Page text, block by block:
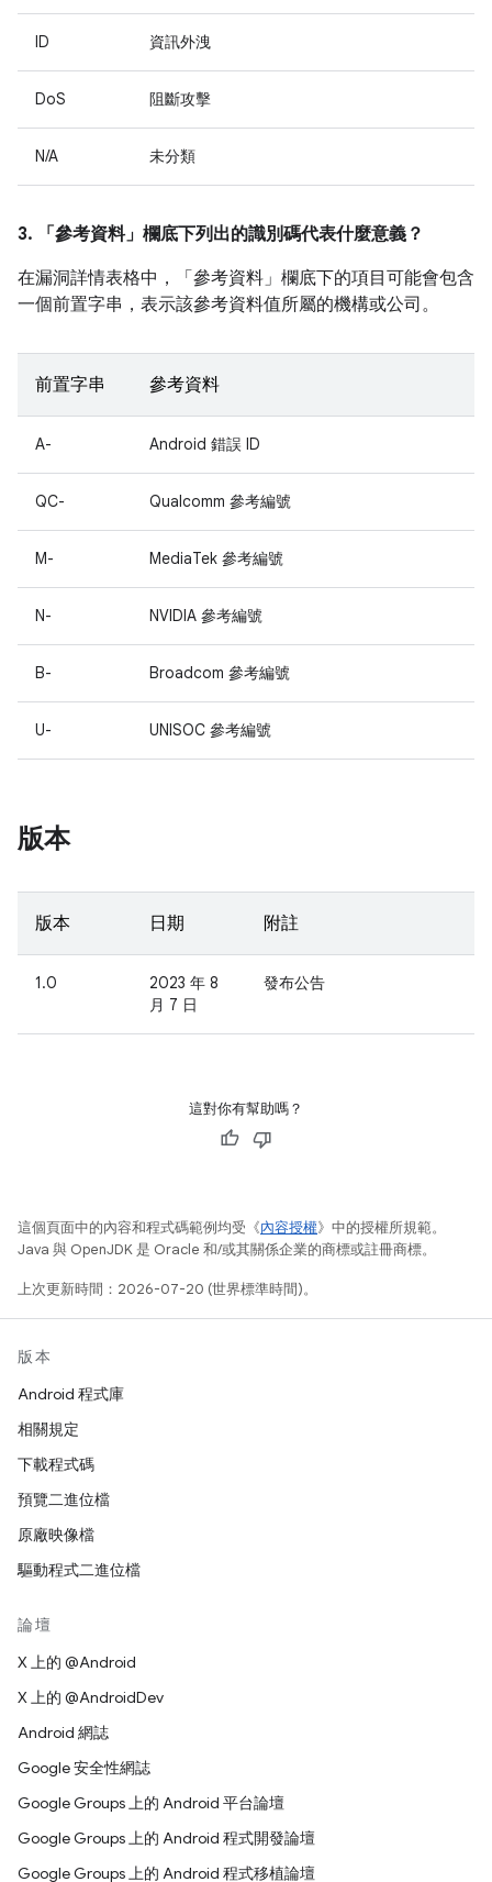
ID 資訊外洩
DoS 阻斷攻擊
N/A 未分類
3. 「參考資料」 欄底下列出的識別碼代表什麼意義？
在漏洞詳情表格中，「參考資料」 欄底下的項目可能會包含
一個前置字串，表示該參考資料值所屬的機構或公司。
前置字串 參考資料
A- Android 錯誤 ID
QC- Qualcomm 參考編號
M- MediaTek 參考編號
N- NVIDIA 參考編號
B- Broadcom 參考編號
U- UNISOC 參考編號
版本
版本 日期 附註
1.0
2023 年 8
月 7 日
發布公告
這對你有幫助嗎？
這個頁面中的內容和程式碼範例均受《內容授權》中的授權所規範。
Java 與 OpenJDK 是 Oracle 和/或其關係企業的商標或註冊商標。
上次更新時間：2026-07-20 (世界標準時間)。
版本
Android 程式庫
相關規定
下載程式碼
預覽二進位檔
原廠映像檔
驅動程式二進位檔
論壇
X 上的 @Android
X 上的 @AndroidDev
Android 網誌
Google 安全性網誌
Google Groups 上的 Android 平台論壇
Google Groups 上的 Android 程式開發論壇
Google Groups 上的 Android 程式移植論壇